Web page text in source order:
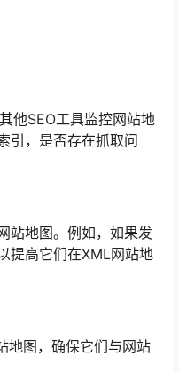
他SEO工具监控网站地
引，是否存在抓取问
站地图。例如，如果发
提高它们在XML网站地
地图，确保它们与网站